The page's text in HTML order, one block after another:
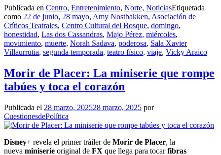
Publicada en Centro, Entretenimiento, Norte, NoticiasEtiquetada
como 22 de junio, 28 mayo, Amy Nostbakken, Asociación de
Críticos Teatrales, Centro Cultural del Bosque, domingo,
honestidad, Las dos Cassandras, Majo Pérez, miércoles,
movimiento, muerte, Norah Sadava, poderosa, Sala Xavier
Villaurrutia, segunda temporada, teatro físico, viaje, Vicky Araico
Morir de Placer: La miniserie que rompe
tabúes y toca el corazón
Publicada el 28 marzo, 202528 marzo, 2025 por
CuestionesdePolítica
Disney+ revela el primer tráiler de Morir de Placer, la
nueva miniserie original de FX que llega para tocarfibras